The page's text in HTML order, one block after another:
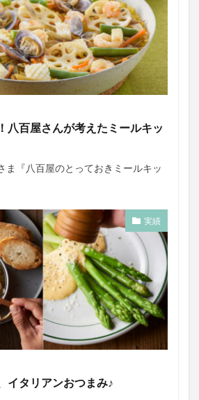
八百屋さんが考えたミールキッ
ま『八百屋のとっておきミールキッ
実績
イタリアンおつまみ♪